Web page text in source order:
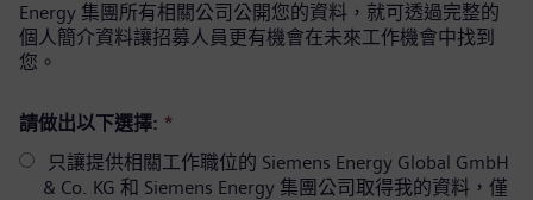
Energy 集團所有相關公司公開您的資料，就可透過完整的
個人簡介資料讓招募人員更有機會在未來工作機會中找到
您。
請做出以下選擇: *
只讓提供相關工作職位的 Siemens Energy Global GmbH
& Co. KG 和 Siemens Energy 集團公司取得我的資料，僅